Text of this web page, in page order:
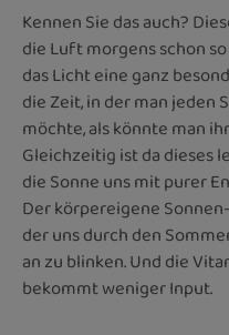
Kennen Sie das auch?
die Luft morgens schon
das Licht eine ganz
die Zeit, in der man jeden
möchte, als könnte man
Gleichzeitig ist da dieses
die Sonne uns mit purer
Der körpereigene
der uns durch den
an zu blinken. Und die
bekommt weniger Input.